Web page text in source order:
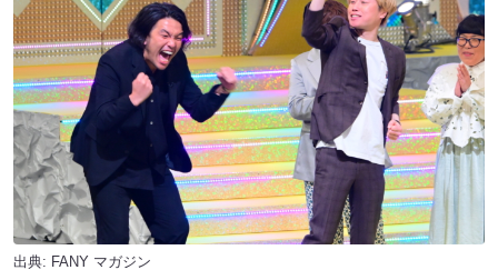
出典: FANY マガジン